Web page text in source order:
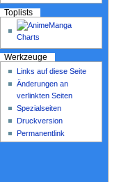
Toplists
Werkzeuge
Links auf diese Seite
Änderungen an
verlinkten Seiten
Spezialseiten
Druckversion
Permanentlink